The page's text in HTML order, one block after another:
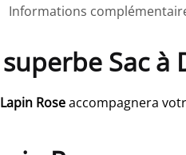
Informations
Sac à
Roseaccompagnera